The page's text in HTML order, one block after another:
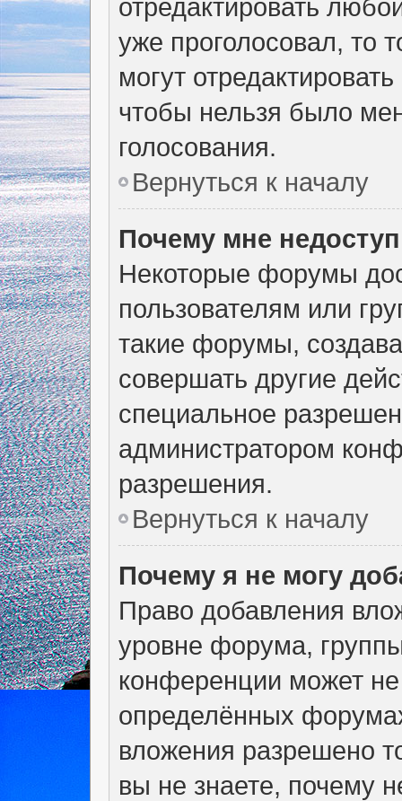
отредактировать
уже проголосовал, то
могут
чтобы нельзя было
голосования.
Вернуться к началу
Почему мне
Некоторые форумы
пользователям или
такие форумы,
совершать другие
специальное
администратором
разрешения.
Вернуться к началу
Почему я не могу
Право добавления
уровне форума,
конференции может
определённых
вложения разрешено
вы не знаете, почему